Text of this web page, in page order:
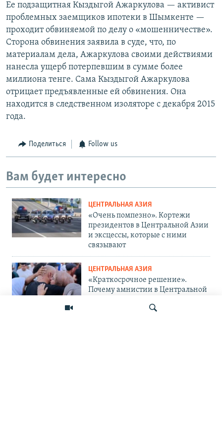
Ее подзащитная Кыздыгой Ажаркулова — активист
проблемных заемщиков ипотеки в Шымкенте —
проходит обвиняемой по делу о «мошенничестве».
Сторона обвинения заявила в суде, что, по
материалам дела, Ажаркулова своими действиями
нанесла ущерб потерпевшим в сумме более
миллиона тенге. Сама Кыздыгой Ажаркулова
отрицает предъявленные ей обвинения. Она
находится в следственном изоляторе с декабря 2015
года.
Поделиться Follow us
Вам будет интересно
ЦЕНТРАЛЬНАЯ АЗИЯ
«Очень помпезно». Кортежи
президентов в Центральной Азии
и эксцессы, которые с ними
связывают
ЦЕНТРАЛЬНАЯ АЗИЯ
«Краткосрочное решение».
Почему амнистии в Центральной